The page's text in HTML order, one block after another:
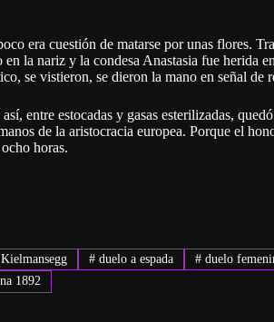
era cuestión de matarse por unas flores.
la nariz y la condesa Anastasia fue herida
se vistieron, se dieron la mano en señal de
entre estocadas y gasas esterilizadas,
de la aristocracia europea. Porque el
horas.
# duelo a espada # duelo
1892